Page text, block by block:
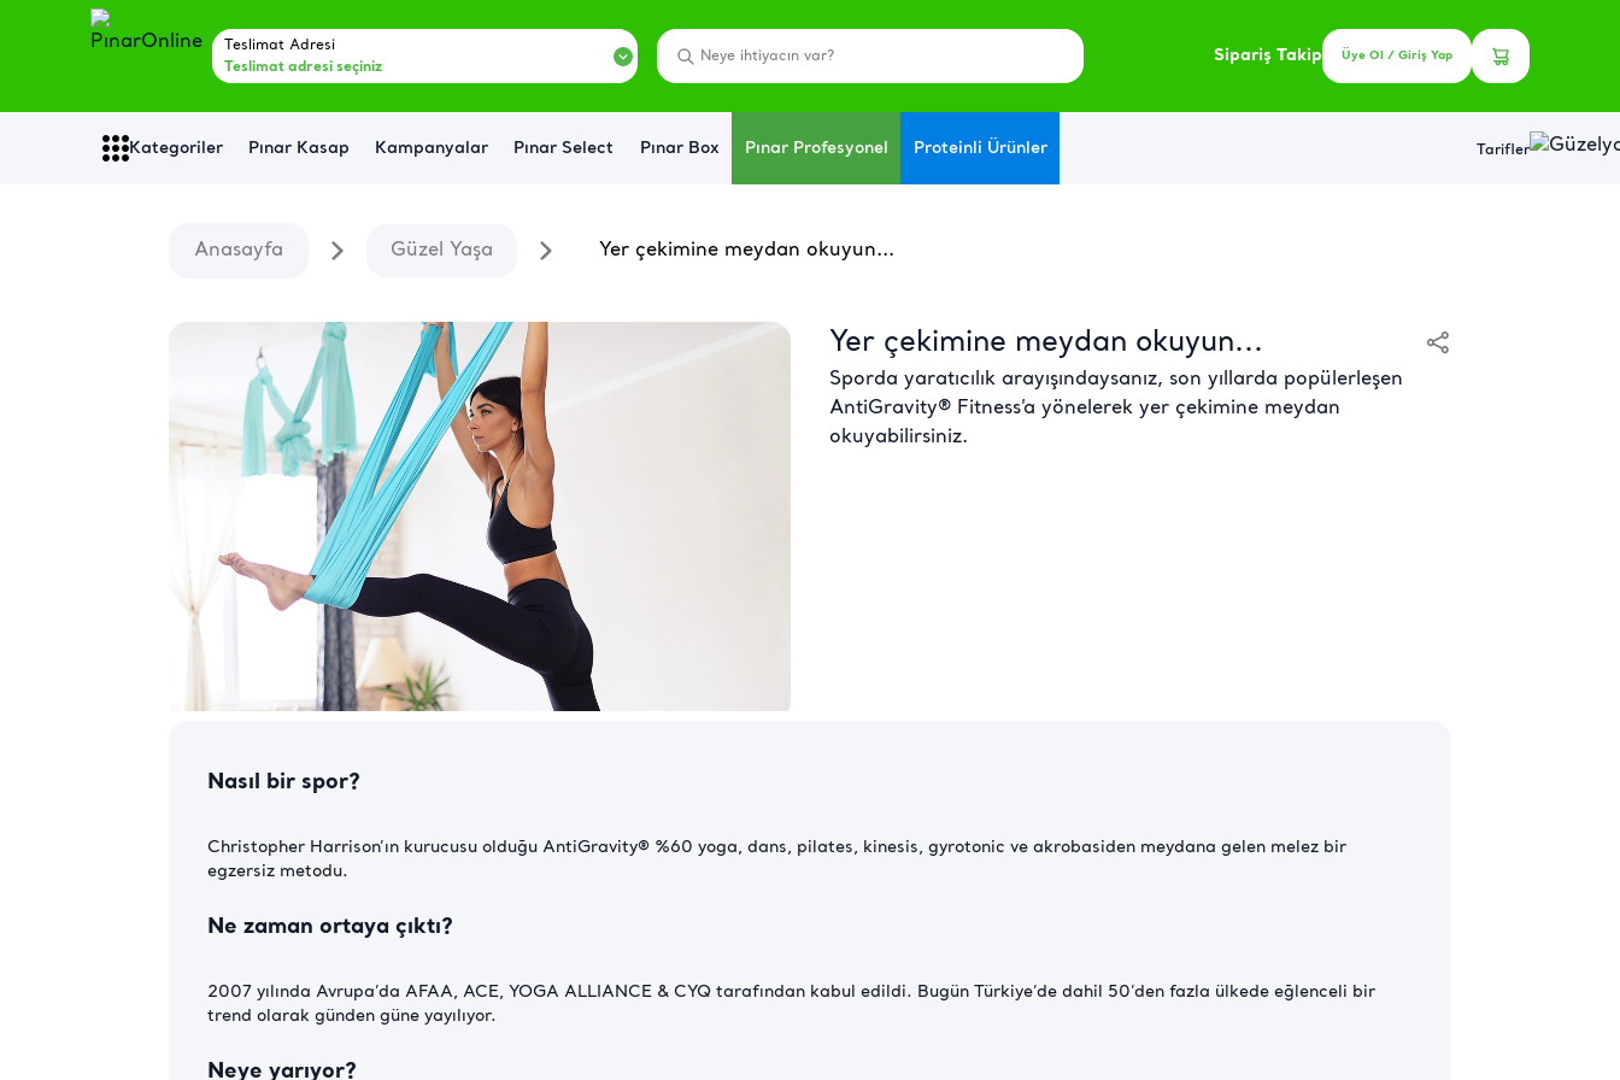
Teslimat Adresi
Teslimat adresi seçiniz
Sipariş Takip Üye Ol / Giriş Yap
Kategoriler Pınar Kasap Kampanyalar Pınar Select Pınar Box Pınar Profesyonel Proteinli Ürünler Tarifler
Anasayfa Güzel Yaşa Yer çekimine meydan okuyun...
Yer çekimine meydan okuyun...
Sporda yaratıcılık arayışındaysanız, son yıllarda popülerleşen
AntiGravity® Fitness’a yönelerek yer çekimine meydan
okuyabilirsiniz.
Nasıl bir spor?
Christopher Harrison’ın kurucusu olduğu AntiGravity® %60 yoga, dans, pilates, kinesis, gyrotonic ve akrobasiden meydana gelen melez bir
egzersiz metodu.
Ne zaman ortaya çıktı?
2007 yılında Avrupa’da AFAA, ACE, YOGA ALLIANCE & CYQ tarafından kabul edildi. Bugün Türkiye’de dahil 50’den fazla ülkede eğlenceli bir
trend olarak günden güne yayılıyor.
Neye yarıyor?